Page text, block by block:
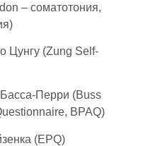
– соматотония,
Цунгу (Zung Self-
Перри (Buss
BPAQ)
(ЕРQ)